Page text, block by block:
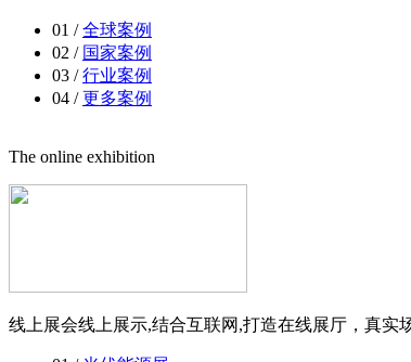
01 /全球案例
02 / 国家案例
03 /行业案例
04 /更多案例
The online exhibition
线上展会线上展示,结合互联网,打造在线展厅，真实